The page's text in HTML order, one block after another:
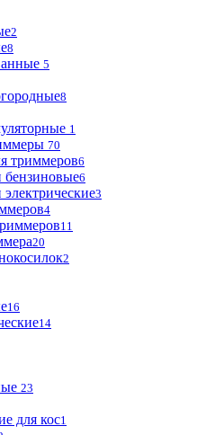
2
8
5
8
1
70
триммеров6
бензиновые6
3
4
11
20
2
16
14
23
для кос1